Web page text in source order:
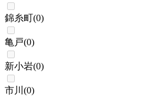
錦糸町(0)
亀戸(0)
新小岩(0)
市川 (0)